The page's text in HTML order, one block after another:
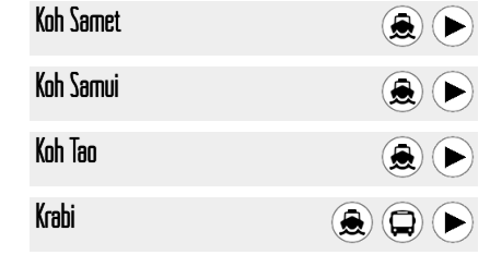
Koh Samet
Koh Samui
Koh Tao
Krabi